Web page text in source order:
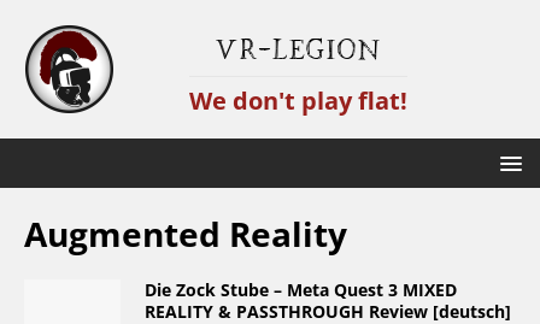
VR-Legion
We don't play flat!
Augmented Reality
Die Zock Stube – Meta Quest 3 MIXED
REALITY & PASSTHROUGH Review [deutsch]